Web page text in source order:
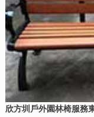
欣方圳戶外園林椅服務